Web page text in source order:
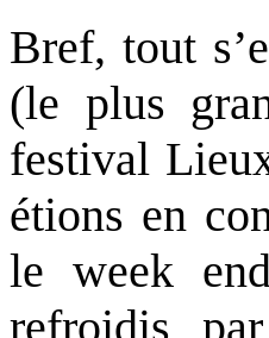
Bref, tout
(le plus
festival
étions en
le week
refroidis